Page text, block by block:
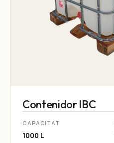
Contenidor IBC
CAPACITAT
1000 L